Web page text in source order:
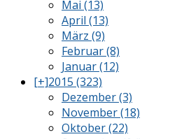
Mai (13)
April (13)
März (9)
Februar (8)
Januar (12)
[+]2015 (323)
Dezember (3)
November (18)
Oktober (22)